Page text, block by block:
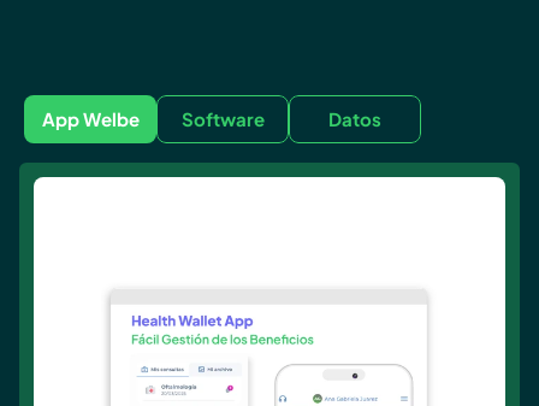
App Welbe Software Datos